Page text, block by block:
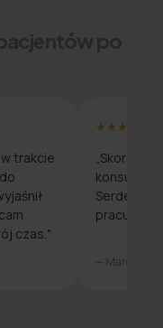
po
trakcie
czas."
★★★★★
pracuje
— Marcin W.